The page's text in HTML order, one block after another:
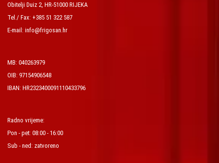
Obitelji Duiz 2, HR-51000 RIJEKA
Tel./ Fax: +385 51 322 587
E-mail: info@frigosan.hr
MB: 040263979
OIB: 97154906548
IBAN: HR2323400091110433796
Radno vrijeme:
Pon - pet: 08:00 - 16:00
Sub - ned: zatvoreno